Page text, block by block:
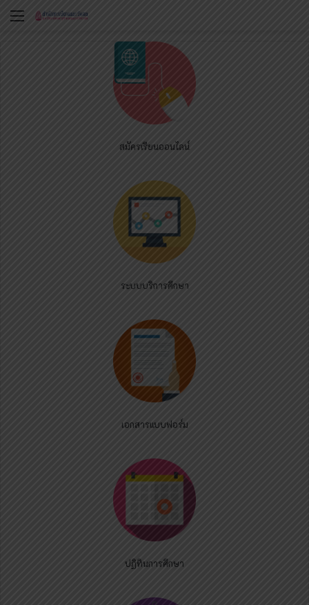
Menu
สมัครเรียนออนไลน์
ระบบบริการศึกษา
เอกสารแบบฟอร์ม
ปฏิทินการศึกษา